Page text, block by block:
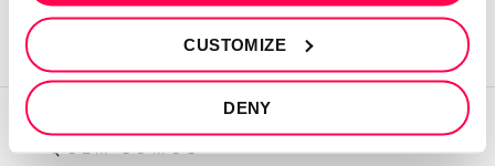
CUSTOMIZE
DENY